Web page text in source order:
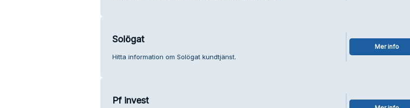
Solögat
Hitta information om Solögat kundtjänst.
Mer info
Pf invest